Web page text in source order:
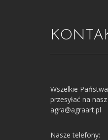
Wszelkie
przesyłać na
agra@agraart.pl
Nasze telefony: